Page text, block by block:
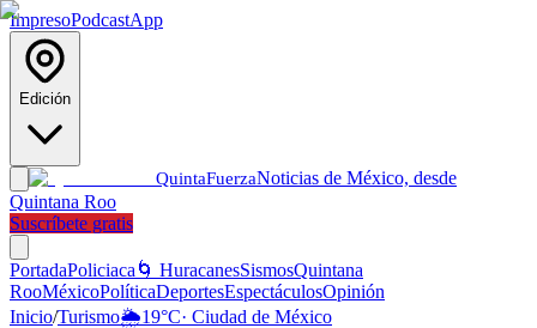
ImpresoPodcastApp
Edición
QuintaFuerzaNoticias de México, desde
Quintana Roo
Suscríbete gratis
PortadaPoliciaca 🌀 HuracanesSismosQuintana
RooMéxicoPolíticaDeportesEspectáculosOpinión
Inicio/Turismo🌦️19°C· Ciudad de México